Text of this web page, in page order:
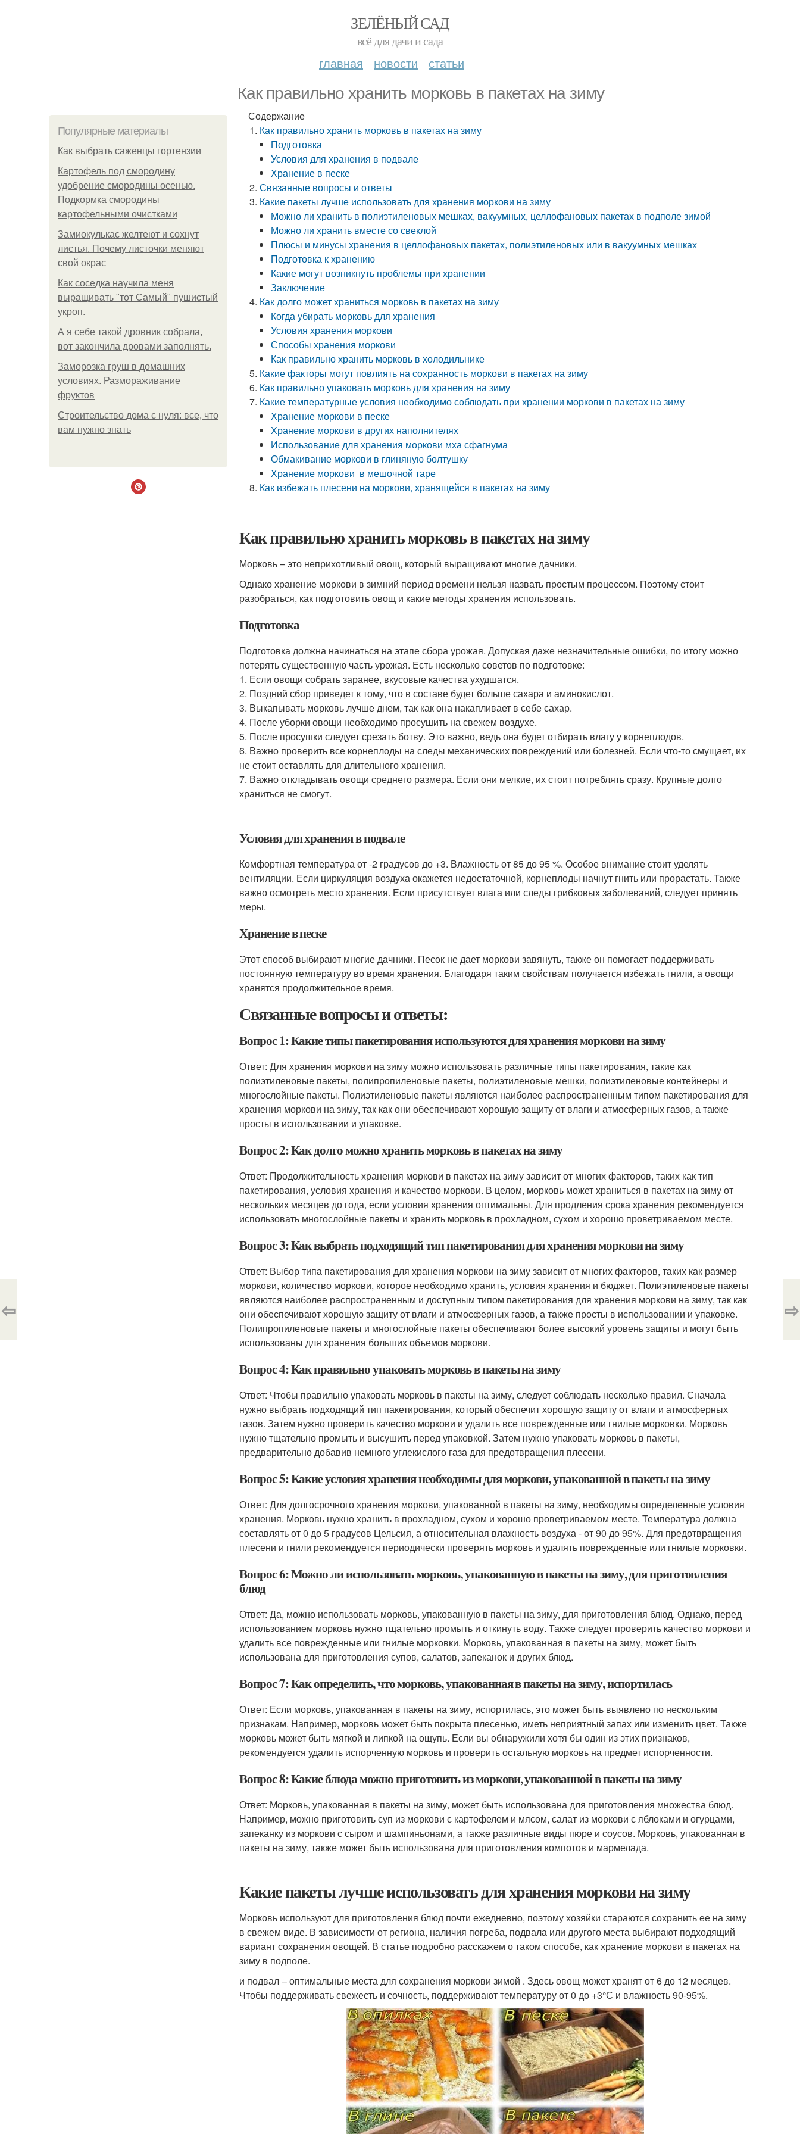
ЗЕЛЁНЫЙ САД
всё для дачи и сада
главная новости статьи
Как правильно хранить морковь в пакетах на зиму
Популярные материалы
Как выбрать саженцы гортензии
Картофель под смородину
удобрение смородины осенью.
Подкормка смородины
картофельными очистками
Замиокулькас желтеют и сохнут
листья. Почему листочки меняют
свой окрас
Как соседка научила меня
выращивать "тот Самый" пушистый
укроп.
А я себе такой дровник собрала,
вот закончила дровами заполнять.
Заморозка груш в домашних
условиях. Размораживание
фруктов
Строительство дома с нуля: все, что
вам нужно знать
Содержание
Как правильно хранить морковь в пакетах на зиму
Подготовка
Условия для хранения в подвале
Хранение в песке
Связанные вопросы и ответы
Какие пакеты лучше использовать для хранения моркови на зиму
Можно ли хранить в полиэтиленовых мешках, вакуумных, целлофановых пакетах в подполе зимой
Можно ли хранить вместе со свеклой
Плюсы и минусы хранения в целлофановых пакетах, полиэтиленовых или в вакуумных мешках
Подготовка к хранению
Какие могут возникнуть проблемы при хранении
Заключение
Как долго может храниться морковь в пакетах на зиму
Когда убирать морковь для хранения
Условия хранения моркови
Способы хранения моркови
Как правильно хранить морковь в холодильнике
Какие факторы могут повлиять на сохранность моркови в пакетах на зиму
Как правильно упаковать морковь для хранения на зиму
Какие температурные условия необходимо соблюдать при хранении моркови в пакетах на зиму
Хранение моркови в песке
Хранение моркови в других наполнителях
Использование для хранения моркови мха сфагнума
Обмакивание моркови в глиняную болтушку
Хранение моркови в мешочной таре
Как избежать плесени на моркови, хранящейся в пакетах на зиму
Как правильно хранить морковь в пакетах на зиму
Морковь – это неприхотливый овощ, который выращивают многие дачники.
Однако хранение моркови в зимний период времени нельзя назвать простым процессом. Поэтому стоит
разобраться, как подготовить овощ и какие методы хранения использовать.
Подготовка
Подготовка должна начинаться на этапе сбора урожая. Допуская даже незначительные ошибки, по итогу можно
потерять существенную часть урожая. Есть несколько советов по подготовке:
1. Если овощи собрать заранее, вкусовые качества ухудшатся.
2. Поздний сбор приведет к тому, что в составе будет больше сахара и аминокислот.
3. Выкапывать морковь лучше днем, так как она накапливает в себе сахар.
4. После уборки овощи необходимо просушить на свежем воздухе.
5. После просушки следует срезать ботву. Это важно, ведь она будет отбирать влагу у корнеплодов.
6. Важно проверить все корнеплоды на следы механических повреждений или болезней. Если что-то смущает, их
не стоит оставлять для длительного хранения.
7. Важно откладывать овощи среднего размера. Если они мелкие, их стоит потреблять сразу. Крупные долго
храниться не смогут.
Условия для хранения в подвале
Комфортная температура от -2 градусов до +3. Влажность от 85 до 95 %. Особое внимание стоит уделять
вентиляции. Если циркуляция воздуха окажется недостаточной, корнеплоды начнут гнить или прорастать. Также
важно осмотреть место хранения. Если присутствует влага или следы грибковых заболеваний, следует принять
меры.
Хранение в песке
Этот способ выбирают многие дачники. Песок не дает моркови завянуть, также он помогает поддерживать
постоянную температуру во время хранения. Благодаря таким свойствам получается избежать гнили, а овощи
хранятся продолжительное время.
Связанные вопросы и ответы:
Вопрос 1: Какие типы пакетирования используются для хранения моркови на зиму
Ответ: Для хранения моркови на зиму можно использовать различные типы пакетирования, такие как
полиэтиленовые пакеты, полипропиленовые пакеты, полиэтиленовые мешки, полиэтиленовые контейнеры и
многослойные пакеты. Полиэтиленовые пакеты являются наиболее распространенным типом пакетирования для
хранения моркови на зиму, так как они обеспечивают хорошую защиту от влаги и атмосферных газов, а также
просты в использовании и упаковке.
Вопрос 2: Как долго можно хранить морковь в пакетах на зиму
Ответ: Продолжительность хранения моркови в пакетах на зиму зависит от многих факторов, таких как тип
пакетирования, условия хранения и качество моркови. В целом, морковь может храниться в пакетах на зиму от
нескольких месяцев до года, если условия хранения оптимальны. Для продления срока хранения рекомендуется
использовать многослойные пакеты и хранить морковь в прохладном, сухом и хорошо проветриваемом месте.
Вопрос 3: Как выбрать подходящий тип пакетирования для хранения моркови на зиму
Ответ: Выбор типа пакетирования для хранения моркови на зиму зависит от многих факторов, таких как размер
моркови, количество моркови, которое необходимо хранить, условия хранения и бюджет. Полиэтиленовые пакеты
являются наиболее распространенным и доступным типом пакетирования для хранения моркови на зиму, так как
они обеспечивают хорошую защиту от влаги и атмосферных газов, а также просты в использовании и упаковке.
Полипропиленовые пакеты и многослойные пакеты обеспечивают более высокий уровень защиты и могут быть
использованы для хранения больших объемов моркови.
Вопрос 4: Как правильно упаковать морковь в пакеты на зиму
Ответ: Чтобы правильно упаковать морковь в пакеты на зиму, следует соблюдать несколько правил. Сначала
нужно выбрать подходящий тип пакетирования, который обеспечит хорошую защиту от влаги и атмосферных
газов. Затем нужно проверить качество моркови и удалить все поврежденные или гнилые морковки. Морковь
нужно тщательно промыть и высушить перед упаковкой. Затем нужно упаковать морковь в пакеты,
предварительно добавив немного углекислого газа для предотвращения плесени.
Вопрос 5: Какие условия хранения необходимы для моркови, упакованной в пакеты на зиму
Ответ: Для долгосрочного хранения моркови, упакованной в пакеты на зиму, необходимы определенные условия
хранения. Морковь нужно хранить в прохладном, сухом и хорошо проветриваемом месте. Температура должна
составлять от 0 до 5 градусов Цельсия, а относительная влажность воздуха - от 90 до 95%. Для предотвращения
плесени и гнили рекомендуется периодически проверять морковь и удалять поврежденные или гнилые морковки.
Вопрос 6: Можно ли использовать морковь, упакованную в пакеты на зиму, для приготовления
блюд
Ответ: Да, можно использовать морковь, упакованную в пакеты на зиму, для приготовления блюд. Однако, перед
использованием морковь нужно тщательно промыть и откинуть воду. Также следует проверить качество моркови и
удалить все поврежденные или гнилые морковки. Морковь, упакованная в пакеты на зиму, может быть
использована для приготовления супов, салатов, запеканок и других блюд.
Вопрос 7: Как определить, что морковь, упакованная в пакеты на зиму, испортилась
Ответ: Если морковь, упакованная в пакеты на зиму, испортилась, это может быть выявлено по нескольким
признакам. Например, морковь может быть покрыта плесенью, иметь неприятный запах или изменить цвет. Также
морковь может быть мягкой и липкой на ощупь. Если вы обнаружили хотя бы один из этих признаков,
рекомендуется удалить испорченную морковь и проверить остальную морковь на предмет испорченности.
Вопрос 8: Какие блюда можно приготовить из моркови, упакованной в пакеты на зиму
Ответ: Морковь, упакованная в пакеты на зиму, может быть использована для приготовления множества блюд.
Например, можно приготовить суп из моркови с картофелем и мясом, салат из моркови с яблоками и огурцами,
запеканку из моркови с сыром и шампиньонами, а также различные виды пюре и соусов. Морковь, упакованная в
пакеты на зиму, также может быть использована для приготовления компотов и мармелада.
Какие пакеты лучше использовать для хранения моркови на зиму
Морковь используют для приготовления блюд почти ежедневно, поэтому хозяйки стараются сохранить ее на зиму
в свежем виде. В зависимости от региона, наличия погреба, подвала или другого места выбирают подходящий
вариант сохранения овощей. В статье подробно расскажем о таком способе, как хранение моркови в пакетах на
зиму в подполе.
и подвал – оптимальные места для сохранения моркови зимой . Здесь овощ может хранят от 6 до 12 месяцев.
Чтобы поддерживать свежесть и сочность, поддерживают температуру от 0 до +3°С и влажность 90-95%.
⇦ ⇨